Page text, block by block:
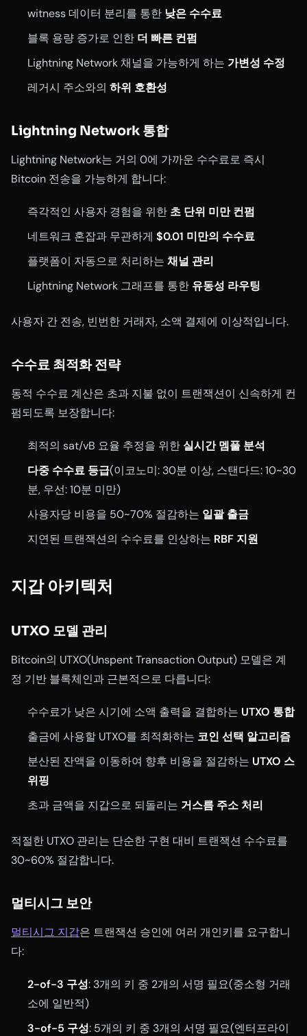
witness 데이터 분리를 통한 낮은 수수료
블록 용량 증가로 인한 더 빠른 컨펌
Lightning Network 채널을 가능하게 하는 가변성 수정
레거시 주소와의 하위 호환성
Lightning Network 통합
Lightning Network는 거의 0에 가까운 수수료로 즉시
Bitcoin 전송을 가능하게 합니다:
즉각적인 사용자 경험을 위한 초 단위 미만 컨펌
네트워크 혼잡과 무관하게 $0.01 미만의 수수료
플랫폼이 자동으로 처리하는 채널 관리
Lightning Network 그래프를 통한 유동성 라우팅
사용자 간 전송, 빈번한 거래자, 소액 결제에 이상적입니다.
수수료 최적화 전략
동적 수수료 계산은 초과 지불 없이 트랜잭션이 신속하게 컨
펌되도록 보장합니다:
최적의 sat/vB 요율 추정을 위한 실시간 멤풀 분석
다중 수수료 등급(이코노미: 30분 이상, 스탠다드: 10~30
분, 우선: 10분 미만)
사용자당 비용을 50~70% 절감하는 일괄 출금
지연된 트랜잭션의 수수료를 인상하는 RBF 지원
지갑 아키텍처
UTXO 모델 관리
Bitcoin의 UTXO(Unspent Transaction Output) 모델은 계
정 기반 블록체인과 근본적으로 다릅니다:
수수료가 낮은 시기에 소액 출력을 결합하는 UTXO 통합
출금에 사용할 UTXO를 최적화하는 코인 선택 알고리즘
분산된 잔액을 이동하여 향후 비용을 절감하는 UTXO 스
위핑
초과 금액을 지갑으로 되돌리는 거스름 주소 처리
적절한 UTXO 관리는 단순한 구현 대비 트랜잭션 수수료를
30~60% 절감합니다.
멀티시그 보안
멀티시그 지갑은 트랜잭션 승인에 여러 개인키를 요구합니
다:
2-of-3 구성: 3개의 키 중 2개의 서명 필요(중소형 거래
소에 일반적)
3-of-5 구성: 5개의 키 중 3개의 서명 필요(엔터프라이